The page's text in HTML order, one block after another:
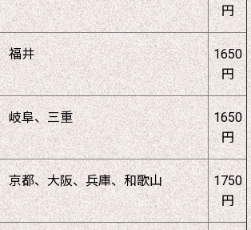
円
福井
1650
円
岐阜、三重
1650
円
京都、大阪、兵庫、和歌山
1750
円